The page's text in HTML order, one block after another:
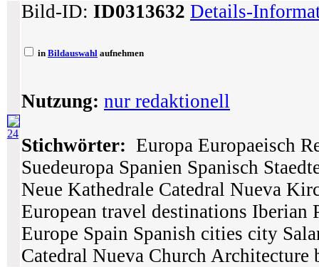
24
Bild-ID: ID0313632 Details-
in Bildauswahl aufnehmen
Nutzung: nur redaktionell
Stichwörter: Europa Europaeisch
Suedeuropa Spanien Spanisch
Neue Kathedrale Catedral Nueva
European travel destinations Iberian
Europe Spain Spanish cities city
Catedral Nueva Church Architecture